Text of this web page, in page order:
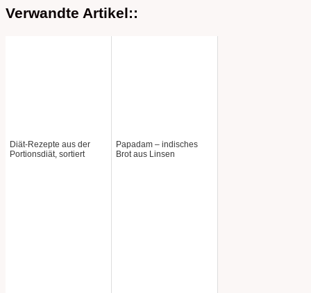
Verwandte Artikel::
Diät-Rezepte aus der
Portionsdiät, sortiert
Papadam – indisches
Brot aus Linsen